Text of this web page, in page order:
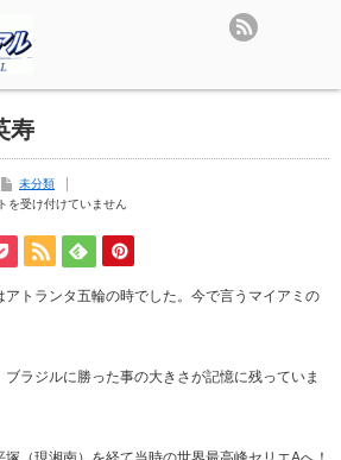
寿
未分類
を受け付けていません
トランタ五輪の時でした。今で言うマイアミの
ラジルに勝った事の大きさが記憶に残っていま